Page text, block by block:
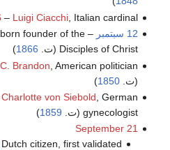
– Luigi Ciacchi, Italian cardinal (ت.
12 سبتمبر
–
founder of the
Disciples of Christ (ت.
1866
)
Brandon , American politician
(ت.1850
)
Charlotte von Siebold , German
gynecologist (ت.
1859
)
September 21
Dutch citizen, first validated